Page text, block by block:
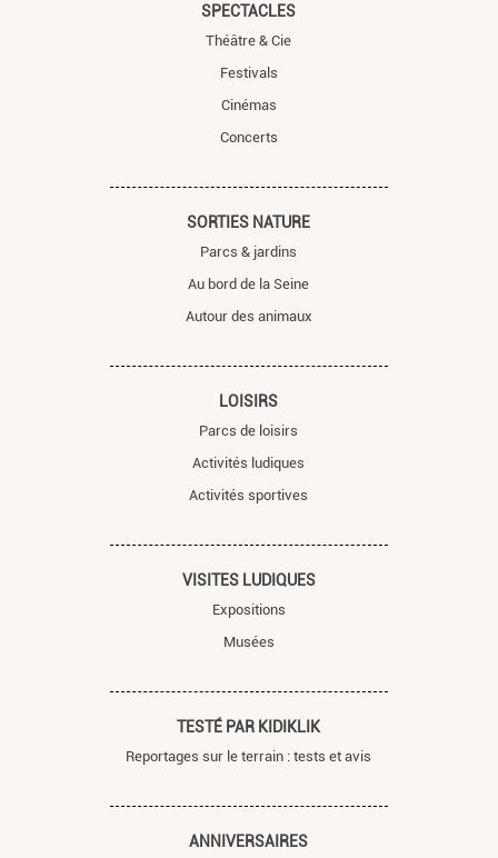
SPECTACLES
Théâtre & Cie
Festivals
Cinémas
Concerts
SORTIES NATURE
Parcs & jardins
Au bord de la Seine
Autour des animaux
LOISIRS
Parcs de loisirs
Activités ludiques
Activités sportives
VISITES LUDIQUES
Expositions
Musées
TESTÉ PAR KIDIKLIK
Reportages sur le terrain : tests et avis
ANNIVERSAIRES